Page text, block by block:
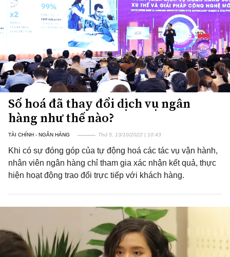
Số hoá đã thay đổi dịch vụ ngân
hàng như thế nào?
TÀI CHÍNH - NGÂN HÀNG Thứ 5, 13/10/2022 | 10:43
Khi có sự đóng góp của tự động hoá các tác vụ vận hành,
nhân viên ngân hàng chỉ tham gia xác nhận kết quả, thực
hiện hoạt động trao đổi trực tiếp với khách hàng.